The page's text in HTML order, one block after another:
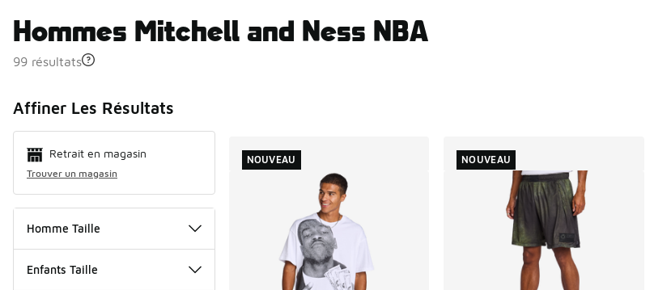
Hommes Mitchell and Ness NBA
99 résultats
Affiner Les Résultats
Retrait en magasin
Trouver un magasin
Homme Taille
Enfants Taille
NOUVEAU NOUVEAU